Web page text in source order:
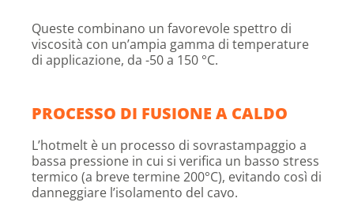
Queste combinano un favorevole spettro di
viscosità con un’ampia gamma di temperature
di applicazione, da -50 a 150 °C.
PROCESSO DI FUSIONE A CALDO
L’hotmelt è un processo di sovrastampaggio a
bassa pressione in cui si verifica un basso stress
termico (a breve termine 200°C), evitando così di
danneggiare l’isolamento del cavo.